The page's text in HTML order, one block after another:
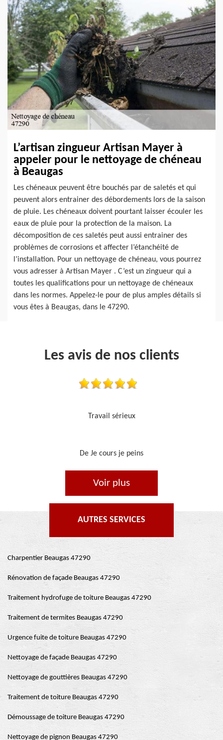
L’artisan zingueur Artisan Mayer à
appeler pour le nettoyage de chéneau
à Beaugas
Les chéneaux peuvent être bouchés par de saletés et qui
peuvent alors entrainer des débordements lors de la saison
de pluie. Les chéneaux doivent pourtant laisser écouler les
eaux de pluie pour la protection de la maison. La
décomposition de ces saletés peut aussi entrainer des
problèmes de corrosions et affecter l’étanchéité de
l’installation. Pour un nettoyage de chéneau, vous pourrez
vous adresser à Artisan Mayer . C’est un zingueur qui a
toutes les qualifications pour un nettoyage de chéneaux
dans les normes. Appelez-le pour de plus amples détails si
vous êtes à Beaugas, dans le 47290.
Les avis de nos clients
Je recommande, top !!
De Ornella
Voir plus
AUTRES SERVICES
Charpentier Beaugas 47290
Rénovation de façade Beaugas 47290
Traitement hydrofuge de toiture Beaugas 47290
Traitement de termites Beaugas 47290
Urgence fuite de toiture Beaugas 47290
Nettoyage de façade Beaugas 47290
Nettoyage de gouttières Beaugas 47290
Traitement de toiture Beaugas 47290
Démoussage de toiture Beaugas 47290
Nettoyage de pignon Beaugas 47290